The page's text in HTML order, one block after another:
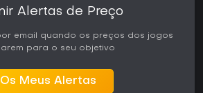
Alertas de Preço
email quando os preços dos jogos
para o seu objetivo
Os Meus Alertas